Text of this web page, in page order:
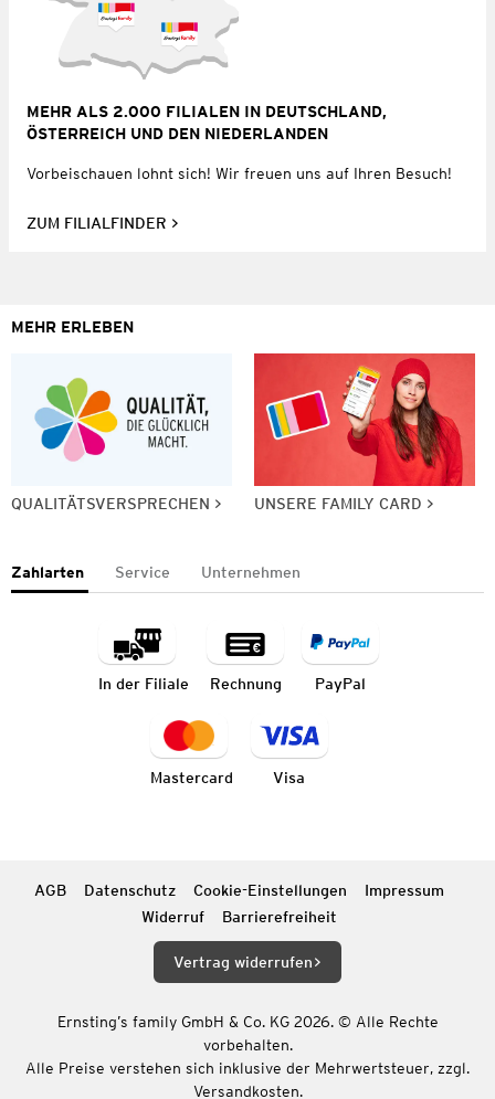
MEHR ALS 2.000 FILIALEN IN DEUTSCHLAND,
ÖSTERREICH UND DEN NIEDERLANDEN
Vorbeischauen lohnt sich! Wir freuen uns auf Ihren Besuch!
ZUM FILIALFINDER
MEHR ERLEBEN
QUALITÄTSVERSPRECHEN UNSERE FAMILY CARD
Zahlarten Service Unternehmen
In der Filiale Rechnung PayPal
Mastercard Visa
AGB Datenschutz Cookie-Einstellungen
Impressum
Widerruf
Barrierefreiheit
Vertrag widerrufen
Ernsting’s family GmbH & Co. KG 2026. © Alle Rechte
vorbehalten.
Alle Preise verstehen sich inklusive der Mehrwertsteuer, zzgl.
Versandkosten.